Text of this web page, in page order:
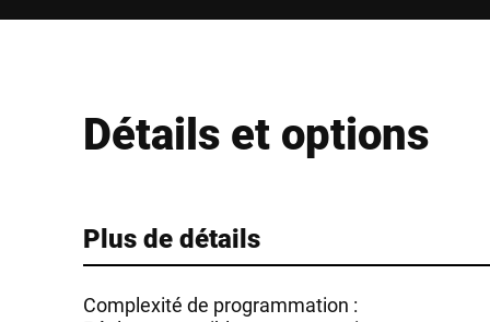
Détails et options
Plus de détails
Complexité de programmation :